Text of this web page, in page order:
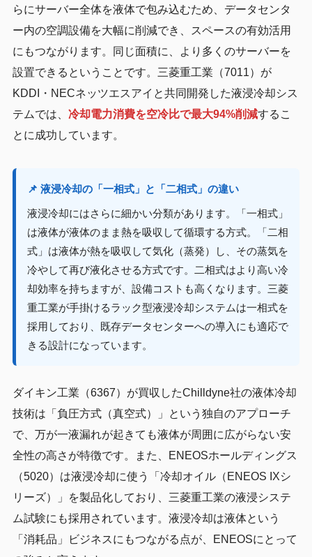
らにサーバー全体を液体で包み込むため、データセンタ
ー内の空調設備を大幅に削減でき、スペースの有効活用
にもつながります。同じ面積に、より多くのサーバーを
設置できるということです。三菱重工業（7011）が
KDDI・NECネッツエスアイと共同開発した液浸冷却シス
テムでは、 冷却電力消費を空冷比で最大94%削減するこ
とに成功しています。
📌 液浸冷却の「一相式」と「二相式」の違い
液浸冷却にはさらに細かい分類があります。「一相式」
は液体が液体のまま熱を吸収して循環する方式。「二相
式」は液体が熱を吸収して気化（蒸発）し、その蒸気を
冷やして再び液化させる方式です。二相式はより高い冷
却効率を持ちますが、設備コストも高くなります。三菱
重工業が手掛けるラック型液浸冷却システムは一相式を
採用しており、既存データセンターへの導入にも適応で
きる設計になっています。
ダイキン工業（6367）が買収したChilldyne社の液体冷却
技術は「負圧方式（真空式）」という独自のアプローチ
で、万が一液漏れが起きても液体が周囲に広がらない安
全性の高さが特徴です。また、ENEOSホールディングス
（5020）は液浸冷却に使う「冷却オイル（ENEOS IXシ
リーズ）」を製品化しており、三菱重工業の液浸システ
ム試験にも採用されています。液浸冷却は液体という
「消耗品」ビジネスにもつながる点が、ENEOSにとって